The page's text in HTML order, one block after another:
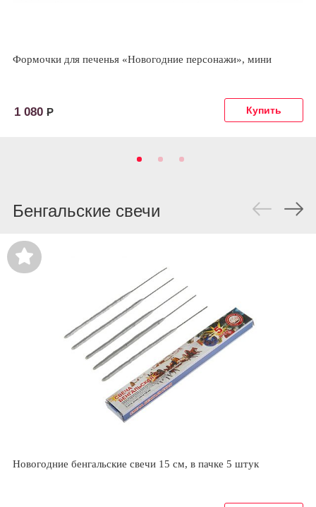
Формочки для печенья «Новогодние персонажи», мини
1 080 Р
Бенгальские свечи
Новогодние бенгальские свечи 15 см, в пачке 5 штук